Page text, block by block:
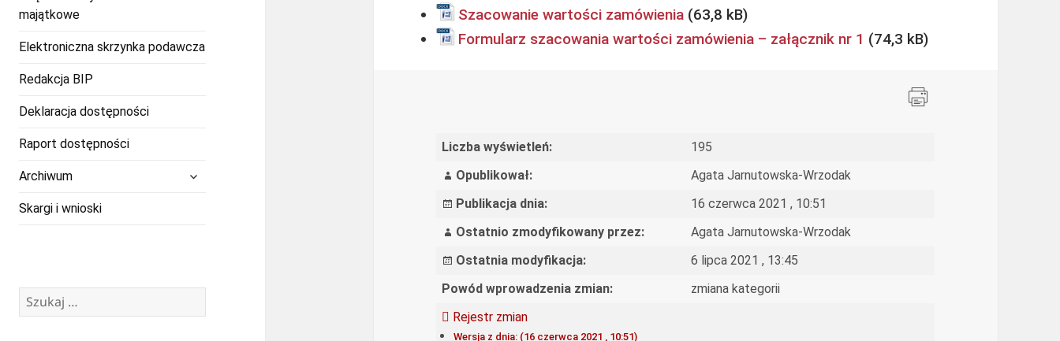
majątkowe
Elektroniczna skrzynka podawcza
Redakcja BIP
Deklaracja dostępności
Raport dostępności
Archiwum
Skargi i wnioski
Szukaj:
Szacowanie wartości zamówienia
Formularz szacowania wartości zamówienia – załącznik nr 1
Liczba wyświetleń:
195
Opublikował:
Agata Jarnutowska-Wrzodak
Publikacja dnia:
16 czerwca 2021 , 10:51
Ostatnio zmodyfikowany przez:
Agata Jarnutowska-Wrzodak
Ostatnia modyfikacja:
6 lipca 2021 , 13:45
Powód wprowadzenia zmian:
zmiana kategorii
Rejestr zmian
Wersja z dnia: (16 czerwca 2021 , 10:51)